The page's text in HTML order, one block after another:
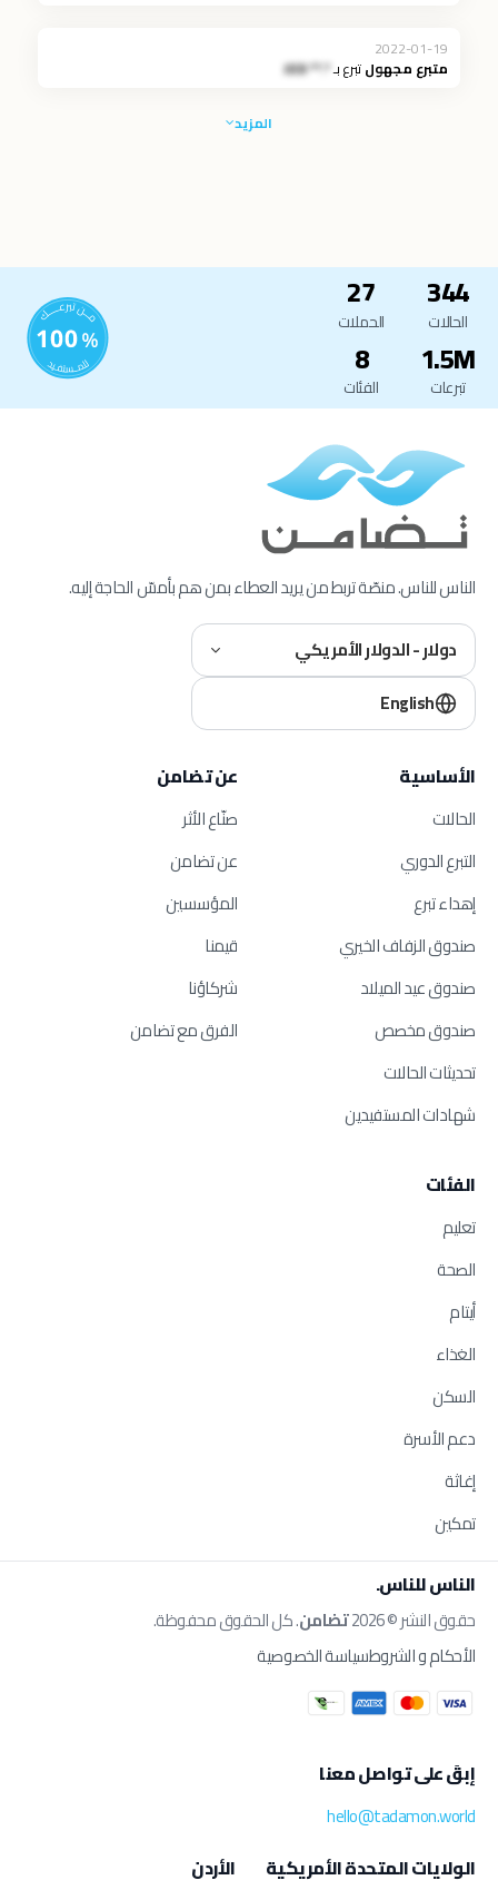
2022-01-19
متبرع مجهولتبرع بـ*.** JOD
المزيد
344
الحالات
27
الحملات
1.5M
تبرعات
8
الفئات
الناس للناس. منصّة تربط من يريد العطاء بمن هم بأمسّ الحاجة إليه.
دولار - الدولار الأمريكي
English
الأساسية
الحالات
التبرع الدوري
إهداء تبرع
صندوق الزفاف الخيري
صندوق عيد الميلاد
صندوق مخصص
تحديثات الحالات
شهادات المستفيدين
عن تضامن
صنّاع الأثر
عن تضامن
المؤسسين
قيمنا
شركاؤنا
الفرق مع تضامن
الفئات
تعليم
الصحة
أيتام
الغذاء
السكن
دعم الأسرة
إغاثة
تمكين
الناس للناس.
حقوق النشر © 2026 تضامن. كل الحقوق محفوظة.
الأحكام و الشروطسياسة الخصوصية
إبقَ على تواصل معنا
hello@tadamon.world
الولايات المتحدة الأمريكية الأردن